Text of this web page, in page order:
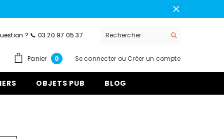
? 📞 03 20 97 05 37
Panier 00
Se connecter ou Créer un compte
OBJETS PUB BLOG